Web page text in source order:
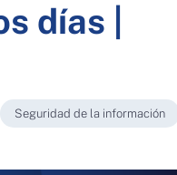
días |
Seguridad de la información